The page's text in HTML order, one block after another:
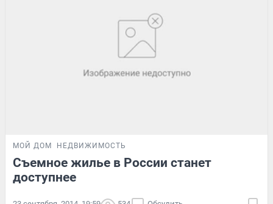
МОЙ ДОМ НЕДВИЖИМОСТЬ
Съемное жилье в России станет
доступнее